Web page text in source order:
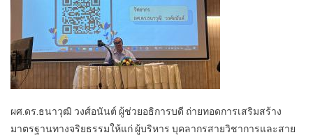
ผศ.ดร.ธนาวุฒิ วงศ์อนันต์ ผู้ช่วยอธิการบดี ถ่ายทอดการเสริมสร้าง
มาตรฐานทางจริยธรรมให้แก่ ผู้บริหาร บุคลากรสายวิชาการและสาย